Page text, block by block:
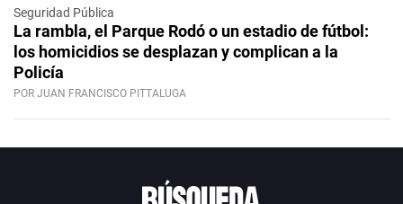
Seguridad Pública
La rambla, el Parque Rodó o un estadio de fútbol:
los homicidios se desplazan y complican a la
Policía
POR JUAN FRANCISCO PITTALUGA